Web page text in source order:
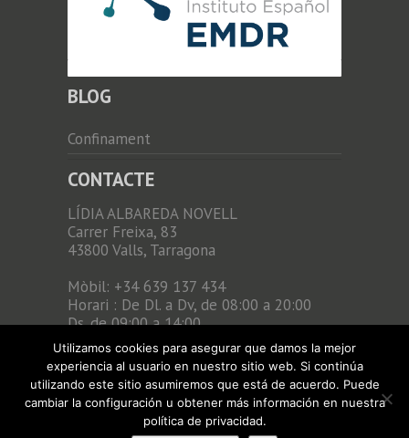
BLOG
Confinament
CONTACTE
LÍDIA ALBAREDA NOVELL
Carrer Freixa, 83
43800 Valls, Tarragona
Mòbil: +34 639 137 434
Horari : De Dl. a Dv, de 08:00 a 20:00
Ds. de 09:00 a 14:00
Mail: lidia.albareda@copc.cat
Copyright ©Gruetzi
Termes i
Utilizamos cookies para asegurar que damos la mejor
experiencia al usuario en nuestro sitio web. Si continúa
utilizando este sitio asumiremos que está de acuerdo. Puede
cambiar la configuración u obtener más información en nuestra
política de privacidad.